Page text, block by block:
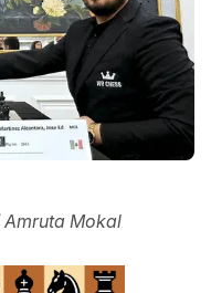
Amruta Mokal